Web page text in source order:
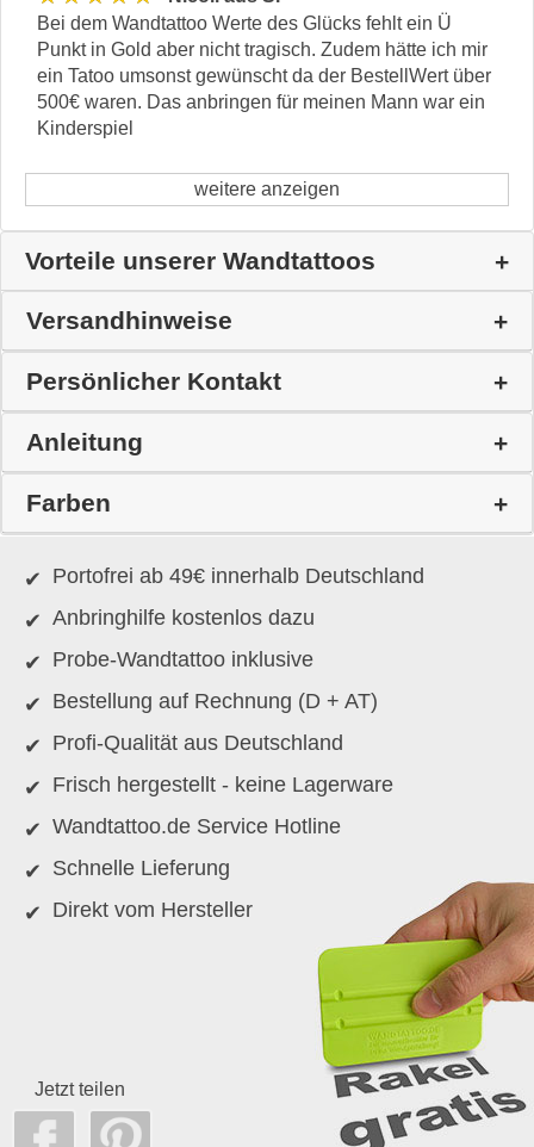
Bei dem Wandtattoo Werte des Glücks fehlt ein Ü
Punkt in Gold aber nicht tragisch. Zudem hätte ich mir
ein Tatoo umsonst gewünscht da der BestellWert über
500€ waren. Das anbringen für meinen Mann war ein
Kinderspiel
weitere anzeigen
Vorteile unserer Wandtattoos
Versandhinweise
Persönlicher Kontakt
Anleitung
Farben
Portofrei ab 49€ innerhalb Deutschland
Anbringhilfe kostenlos dazu
Probe-Wandtattoo inklusive
Bestellung auf Rechnung (D + AT)
Profi-Qualität aus Deutschland
Frisch hergestellt - keine Lagerware
Wandtattoo.de Service Hotline
Schnelle Lieferung
Direkt vom Hersteller
Jetzt teilen